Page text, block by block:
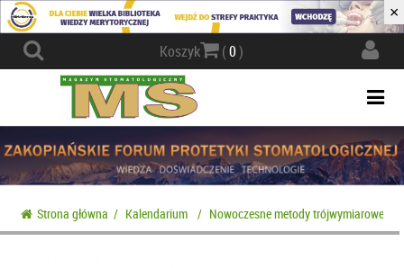
×
Koszyk (0)
Strona główna / Kalendarium / Nowoczesne metody trójwymiarowego